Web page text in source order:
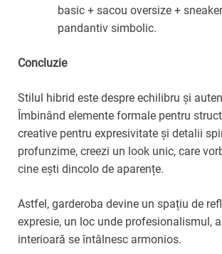
basic + sacou oversize +
pandantiv simbolic.
Concluzie
Stilul hibrid este despre echilibru și
Îmbinând elemente formale pentru
creative pentru expresivitate și detalii
profunzime, creezi un look unic, care
cine ești dincolo de aparențe.
Astfel, garderoba devine un spațiu de
expresie, un loc unde profesionalismul,
interioară se întâlnesc armonios.